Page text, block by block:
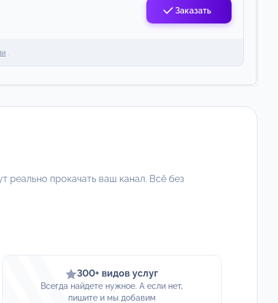
Заказать
реально прокачать ваш канал. Всё без
300+ видов услуг
Всегда найдете нужное. А если нет,
пишите и мы добавим